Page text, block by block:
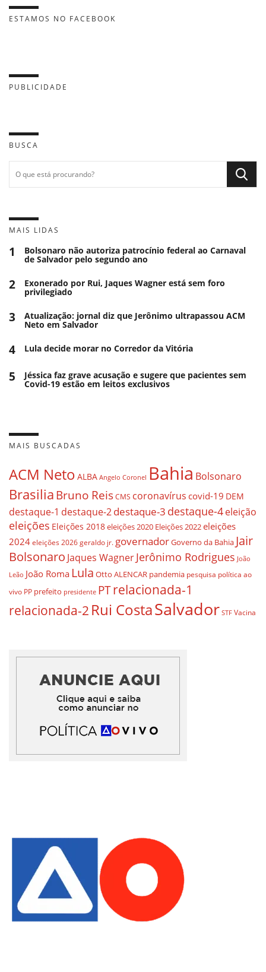
ESTAMOS NO FACEBOOK
PUBLICIDADE
BUSCA
MAIS LIDAS
1 Bolsonaro não autoriza patrocínio federal ao Carnaval
de Salvador pelo segundo ano
2 Exonerado por Rui, Jaques Wagner está sem foro
privilegiado
3 Atualização: jornal diz que Jerônimo ultrapassou ACM
Neto em Salvador
4 Lula decide morar no Corredor da Vitória
5 Jéssica faz grave acusação e sugere que pacientes sem
Covid-19 estão em leitos exclusivos
MAIS BUSCADAS
ACM Neto ALBA Angelo Coronel Bahia Bolsonaro
BrasiliaBruno ReisCMS coronavírus covid-19 DEM
destaque-1 destaque-2destaque-3 destaque-4eleição
eleições Eleições 2018eleições 2020 Eleições 2022eleições
2024 eleições 2026 geraldo jr. governadorGoverno da Bahia Jair
Bolsonaro Jaques WagnerJerônimo Rodrigues João
Leão João Roma Lula Otto ALENCAR pandemia pesquisa política ao
vivo PP prefeito presidente PTrelacionada-1
relacionada-2 Rui CostaSalvador STF Vacina